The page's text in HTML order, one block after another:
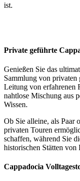
ist.
Private geführte
Genießen Sie das
Sammlung von privaten
Leitung von erfahrenen
nahtlose Mischung aus
Wissen.
Ob Sie alleine, als Paar
privaten Touren
schaffen, während Sie
historischen Stätten von
Cappadocia